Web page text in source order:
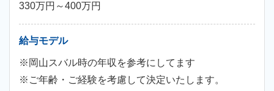
330万円～400万円
給与モデル
※岡山スバル時の年収を参考にしてます
※ご年齢・ご経験を考慮して決定いたします。